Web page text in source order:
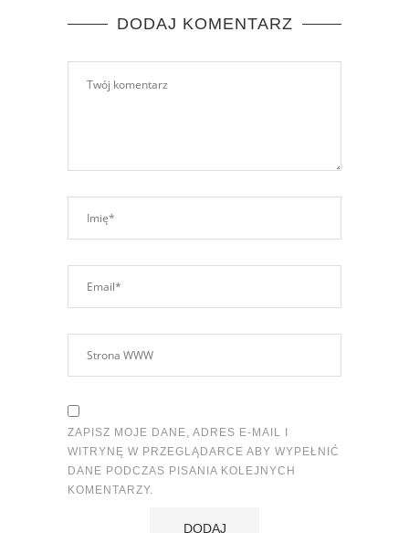
DODAJ KOMENTARZ
ZAPISZ MOJE DANE, ADRES E-MAIL I
WITRYNĘ W PRZEGLĄDARCE ABY WYPEŁNIĆ
DANE PODCZAS PISANIA KOLEJNYCH
KOMENTARZY.